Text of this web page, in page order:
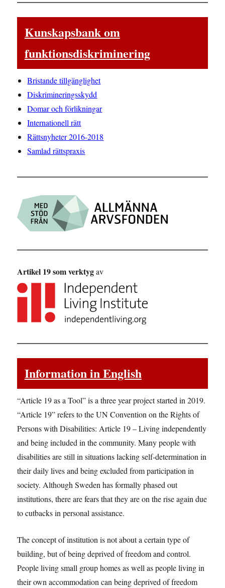
Kunskapsbank om
funktionsdiskriminering
Bristande tillgänglighet
Diskrimineringsskydd
Domar och förlikningar
Internationell rätt
Rättsnyheter 2016-2018
Samlad rättspraxis
Artikel 19 som verktygav
Information in English
“Article 19 as a Tool” is a three year project started in 2019.
“Article 19” refers to the UN Convention on the Rights of
Persons with Disabilities: Article 19 – Living independently
and being included in the community. Many people with
disabilities are still in situations lacking self-determination in
their daily lives and being excluded from participation in
society. Although Sweden has formally phased out
institutions, there are fears that they are on the rise again due
to cutbacks in personal assistance.
The concept of institution is not about a certain type of
building, but of being deprived of freedom and control.
People living small group homes as well as people living in
their own accommodation can being deprived of freedom